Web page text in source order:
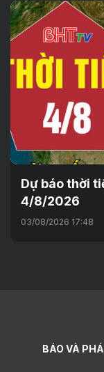
Dự báo thời
4/8/2026
03/08/2026 17:48
BÁO VÀ